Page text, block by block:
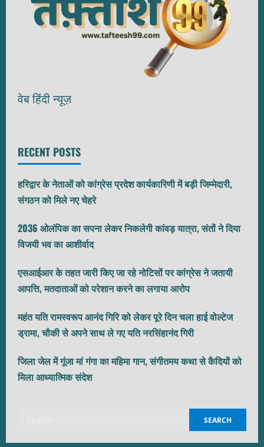
वेब हिंदी न्यूज़
RECENT POSTS
हरिद्वार के नेताओं को कांग्रेस प्रदेश कार्यकारिणी में बड़ी जिम्मेदारी,
संगठन को मिले नए चेहरे
2036 ओलंपिक का सपना लेकर निकलेगी कांवड़ यात्रा, संतों ने दिया
विजयी भव का आशीर्वाद
एसआईआर के तहत जारी किए जा रहे नोटिसों पर कांग्रेस ने जतायी
आपत्ति, मतदाताओं को परेशान करने का लगाया आरोप
महंत यति रामस्वरूप आनंद गिरि को लेकर पूरे दिन चला हाई वोल्टेज
ड्रामा, चौकी से अपने साथ ले गए यति नरसिंहानंद गिरी
जिला जेल में गूंजा मां गंगा का महिमा गान, संगीतमय कथा से कैदियों को
मिला आध्यात्मिक संदेश